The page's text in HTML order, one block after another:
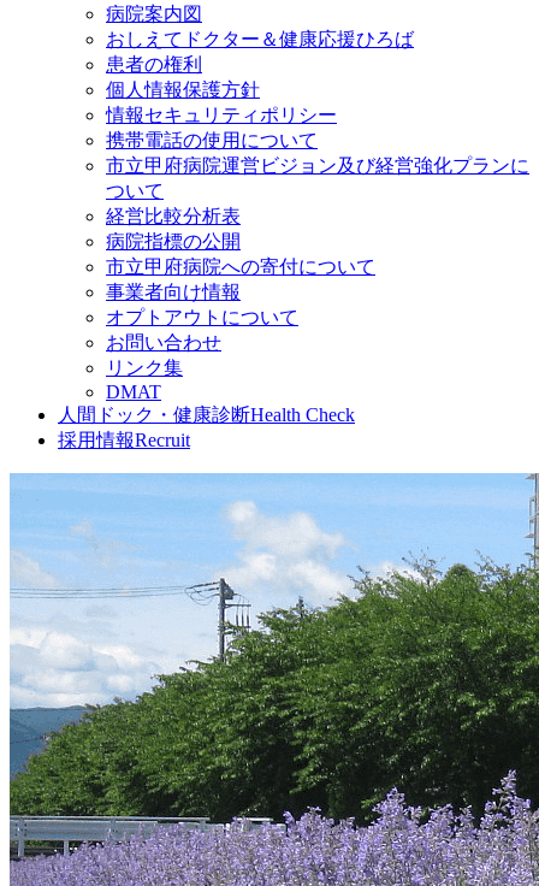
病院案内図
おしえてドクター＆健康応援ひろば
患者の権利
個人情報保護方針
情報セキュリティポリシー
携帯電話の使用について
市立甲府病院運営ビジョン及び経営強化プランに
ついて
経営比較分析表
病院指標の公開
市立甲府病院への寄付について
事業者向け情報
オプトアウトについて
お問い合わせ
リンク集
DMAT
人間ドック・健康診断Health Check
採用情報Recruit